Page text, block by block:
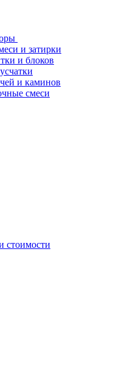
и затирки
и блоков
и каминов
смеси
стоимости